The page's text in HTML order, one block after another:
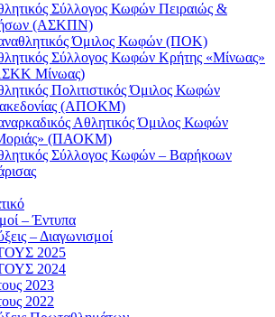
Σύλλογος Κωφών Πειραιώς &
(ΑΣΚΠΝ)
Όμιλος Κωφών (ΠΟΚ)
Σύλλογος Κωφών Κρήτης «Μίνωας»
Μίνωας)
Πολιτιστικός Όμιλος Κωφών
(ΑΠΟΚΜ)
Αθλητικός Όμιλος Κωφών
(ΠΑΟΚΜ)
Σύλλογος Κωφών – Βαρήκοων
– Έντυπα
– Διαγωνισμοί
2025
2024
2023
2022